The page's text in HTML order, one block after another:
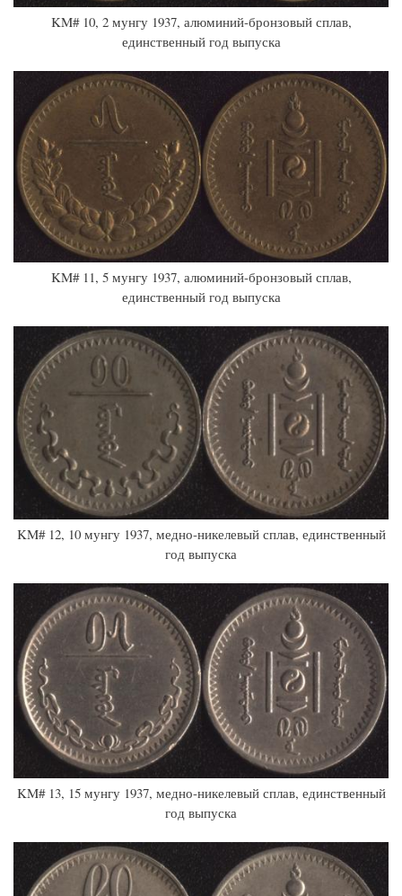
KM# 10, 2 мунгу 1937, алюминий-бронзовый сплав,
единственный год выпуска
KM# 11, 5 мунгу 1937, алюминий-бронзовый сплав,
единственный год выпуска
KM# 12, 10 мунгу 1937, медно-никелевый сплав, единственный
год выпуска
KM# 13, 15 мунгу 1937, медно-никелевый сплав, единственный
год выпуска